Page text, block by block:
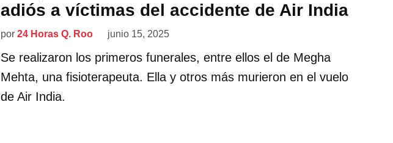
adiós a víctimas del accidente de Air India
por 24 Horas Q. Roo junio 15, 2025
Se realizaron los primeros funerales, entre ellos el de Megha
Mehta, una fisioterapeuta. Ella y otros más murieron en el vuelo
de Air India.